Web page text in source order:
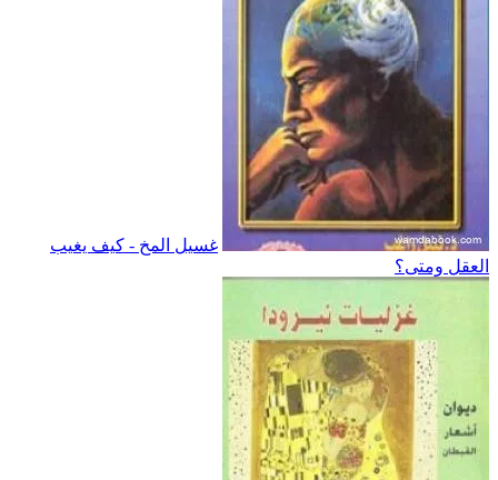
غسيل المخ - كيف يغيب
العقل ومتى؟